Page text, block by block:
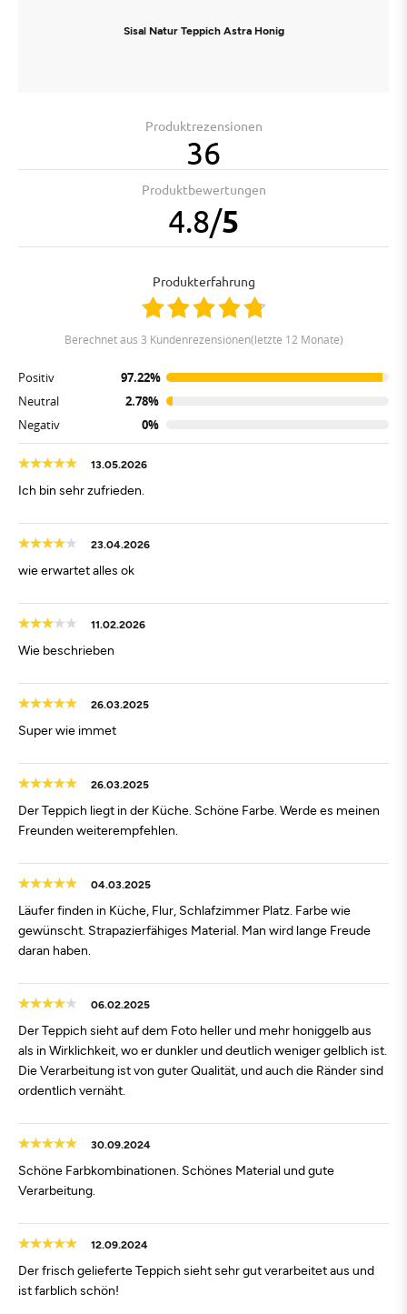
Sisal Natur Teppich Astra Honig
Produktrezensionen
36
Produktbewertungen
4.8/5
Produkterfahrung
berechnet aus 3 Kundenrezensionen(letzte 12 Monate)
Positiv
97.22%
Neutral
2.78%
Negativ
0%
13.05.2026
Ich bin sehr zufrieden.
23.04.2026
wie erwartet alles ok
11.02.2026
Wie beschrieben
26.03.2025
Super wie immet
26.03.2025
Der Teppich liegt in der Küche. Schöne Farbe. Werde es meinen
Freunden weiterempfehlen.
04.03.2025
Läufer finden in Küche, Flur, Schlafzimmer Platz. Farbe wie
gewünscht. Strapazierfähiges Material. Man wird lange Freude
daran haben.
06.02.2025
Der Teppich sieht auf dem Foto heller und mehr honiggelb aus
als in Wirklichkeit, wo er dunkler und deutlich weniger gelblich ist.
Die Verarbeitung ist von guter Qualität, und auch die Ränder sind
ordentlich vernäht.
30.09.2024
Schöne Farbkombinationen. Schönes Material und gute
Verarbeitung.
12.09.2024
Der frisch gelieferte Teppich sieht sehr gut verarbeitet aus und
ist farblich schön!